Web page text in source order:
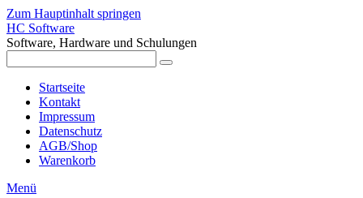
Zum Hauptinhalt springen
HC Software
Software, Hardware und Schulungen
Startseite
Kontakt
Impressum
Datenschutz
AGB/Shop
Warenkorb
Menü